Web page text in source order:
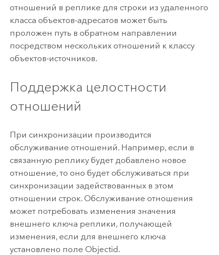
отношений в реплике для строки из удаленного
класса объектов-адресатов может быть
проложен путь в обратном направлении
посредством нескольких отношений к классу
объектов-источников.
Поддержка целостности
отношений
При синхронизации производится
обслуживание отношений. Например, если в
связанную реплику будет добавлено новое
отношение, то оно будет обслуживаться при
синхронизации задействованных в этом
отношении строк. Обслуживание отношения
может потребовать изменения значения
внешнего ключа реплики, получающей
изменения, если для внешнего ключа
установлено поле Objectid.